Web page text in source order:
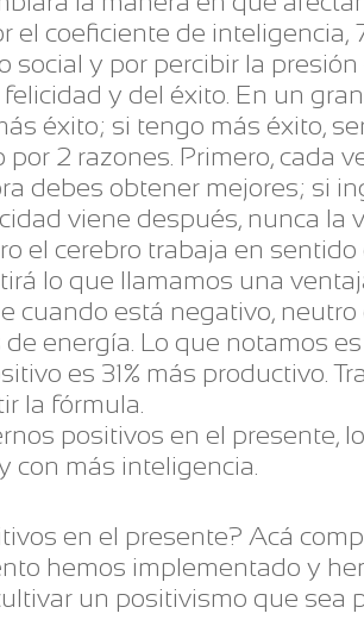
el coeficiente de inteligencia,
social y por percibir la
y del éxito. En un
éxito; si tengo más éxito,
2 razones. Primero, cada
debes obtener mejores; si
viene después, nunca la
el cerebro trabaja en
lo que llamamos una
está negativo, neutro
energía. Lo que notamos
es 31% más productivo.
la fórmula.
positivos en el presente,
con más inteligencia.
en el presente? Acá
hemos implementado y
un positivismo que sea